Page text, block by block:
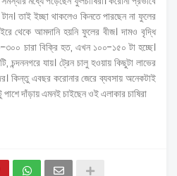
তাই ইচ্ছা থাকলেও কিনতে পারছেন না ফুলের
থেকে আমদানি হয়নি ফুলের বীজ। দামও বৃদ্ধি
৩০০ চারা বিক্রি হত, এখন ১০০-১৫০ টা হচ্ছে।
চন্দননগরে যায়। ট্রেন চালু হওয়ায় কিছুটা লাভের
কিন্তু এবছর করোনার জেরে ব্যবসায় অনেকটাই
দাঁড়ায় এমনই চাইছেন ওই এলাকার চাষিরা